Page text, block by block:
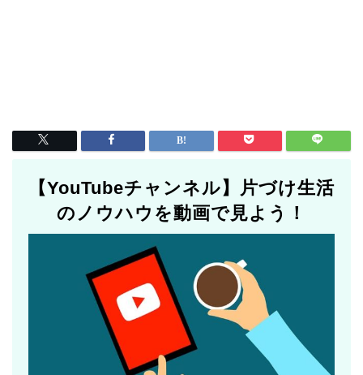
【YouTubeチャンネル】片づけ生活
のノウハウを動画で見よう！